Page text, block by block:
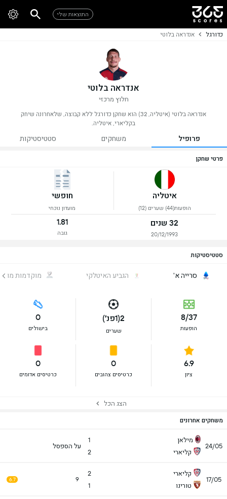
התוצאות שלי
כדורגל אנדראה בלוטי
אנדראה בלוטי
חלוץ מרכזי
אנדראה בלוטי (איטליה, 32) הוא שחקן כדורגל ללא קבוצה, שלאחרונה שיחק
בקליארי, איטליה.
פרופיל משחקים סטטיסטיקות
פרטי שחקן
איטליה
הופעות(44) שערים (12)
חופשי
מועדון נוכחי
32 שנים
20/12/1993
1.81
גובה
סטטיסטיקות
סרייה א' הגביע האיטלקי מוקדמות
8/37
הופעות
2(1פנ׳)
שערים
0
בישולים
6.9
ציון
0
כרטיסים צהובים
0
כרטיסים אדומים
הצג הכל
משחקים אחרונים
24/05
מילאן
קליארי
1
2
על הספסל
17/05
קליארי
טורינו
2
1
9
6.7